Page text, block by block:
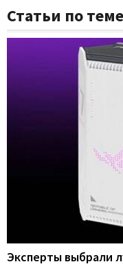
Статьи по теме
Эксперты выбрали